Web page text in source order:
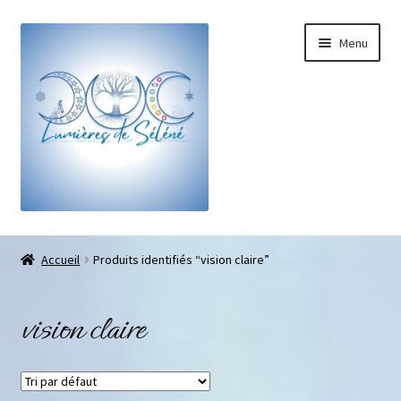
Menu
Boutique
Galets pouce anti-stress
Pendentifs sifflet et fioles
Accueil Produits identifiés “vision claire”
vision claire